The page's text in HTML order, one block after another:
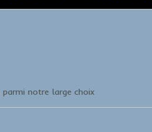
notre large choix